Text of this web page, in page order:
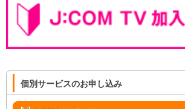
個別サービスのお申し込み